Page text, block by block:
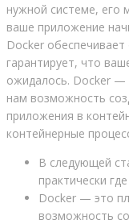
нужной системе, его
ваше приложение
Docker
гарантирует, что
ожидалось. Docker —
нам возможность
приложения в
контейнерные
В следующей
практически
Docker — это
возможность